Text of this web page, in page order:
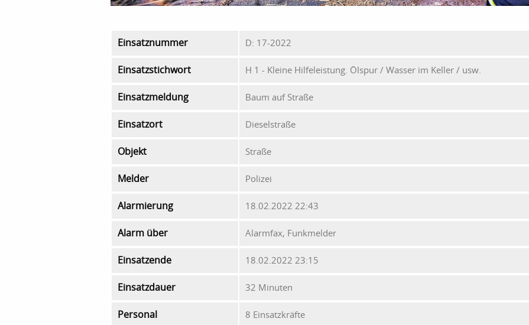
Einsatznummer D: 17-2022
Einsatzstichwort H 1 - Kleine Hilfeleistung. Ölspur / Wasser im Keller / usw.
Einsatzmeldung Baum auf Straße
Einsatzort Dieselstraße
Objekt Straße
Melder Polizei
Alarmierung 18.02.2022 22:43
Alarm über Alarmfax, Funkmelder
Einsatzende 18.02.2022 23:15
Einsatzdauer 32 Minuten
Personal 8 Einsatzkräfte